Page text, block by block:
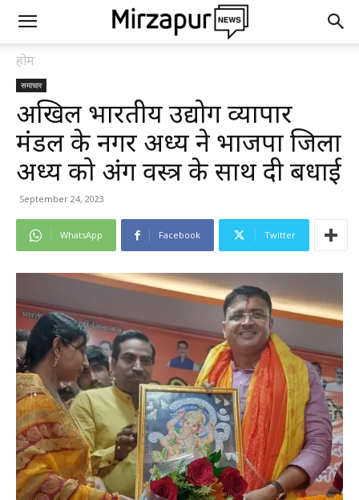
होम
समाचार
अखिल भारतीय उद्योग व्यापार
मंडल के नगर अध्यक्ष ने भाजपा जिला
अध्यक्ष को अंग वस्त्र के साथ दी बधाई
September 24, 2023
WhatsApp Facebook Twitter